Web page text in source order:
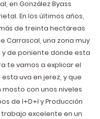
en González Byass
En los últimos años,
de treinta hectáreas
Carrascal, una zona muy
de poniente donde esta
te vamos a explicar el
uva en jerez, y que
con unos niveles
de I+D+I y Producción
trabajo excelente en un